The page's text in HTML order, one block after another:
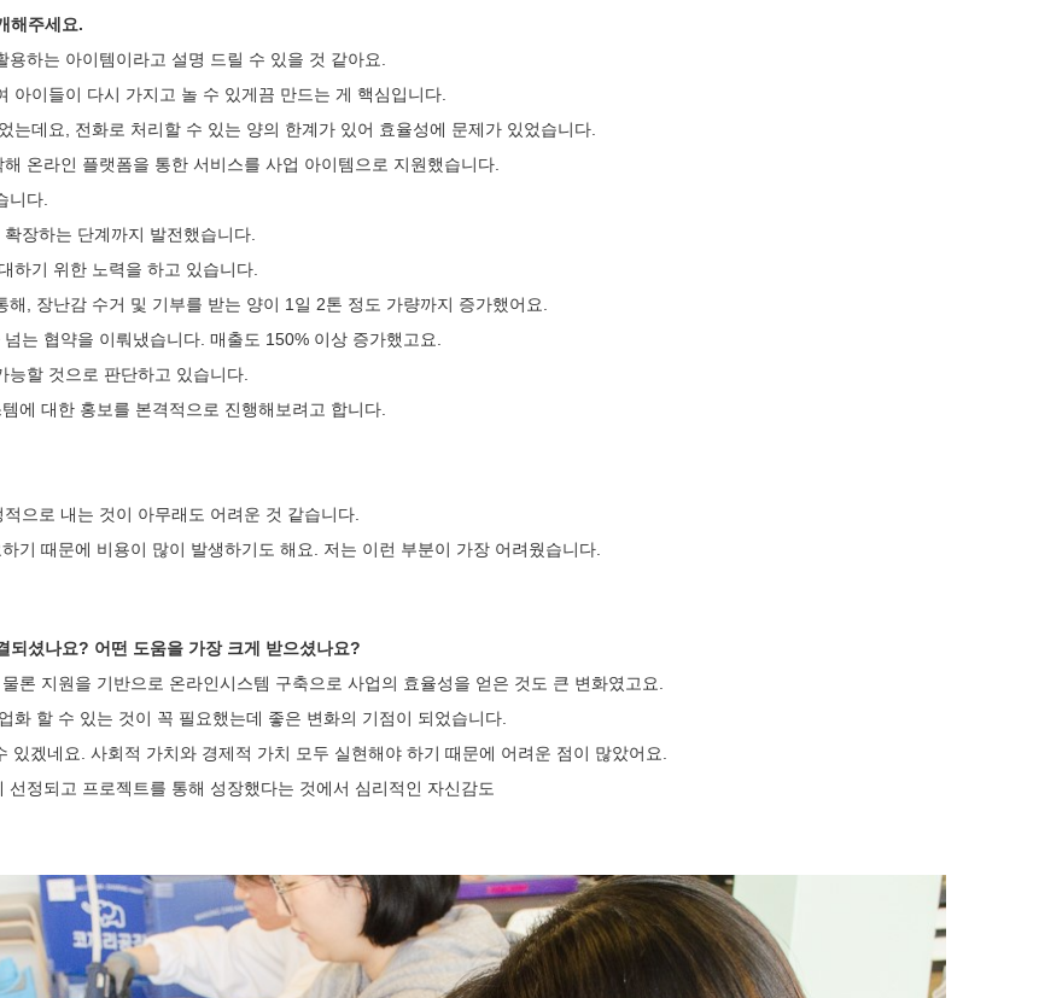
해주세요.
하는 아이템이라고 설명 드릴 수 있을 것 같아요.
이들이 다시 가지고 놀 수 있게끔 만드는 게 핵심입니다.
데요, 전화로 처리할 수 있는 양의 한계가 있어 효율성에 문제가 있었습니다.
온라인 플랫폼을 통한 서비스를 사업 아이템으로 지원했습니다.
니다.
장하는 단계까지 발전했습니다.
하기 위한 노력을 하고 있습니다.
, 장난감 수거 및 기부를 받는 양이 1일 2톤 정도 가량까지 증가했어요.
는 협약을 이뤄냈습니다. 매출도 150% 이상 증가했고요.
할 것으로 판단하고 있습니다.
에 대한 홍보를 본격적으로 진행해보려고 합니다.
으로 내는 것이 아무래도 어려운 것 같습니다.
기 때문에 비용이 많이 발생하기도 해요. 저는 이런 부분이 가장 어려웠습니다.
셨나요? 어떤 도움을 가장 크게 받으셨나요?
론 지원을 기반으로 온라인시스템 구축으로 사업의 효율성을 얻은 것도 큰 변화였고요.
할 수 있는 것이 꼭 필요했는데 좋은 변화의 기점이 되었습니다.
겠네요. 사회적 가치와 경제적 가치 모두 실현해야 하기 때문에 어려운 점이 많았어요.
정되고 프로젝트를 통해 성장했다는 것에서 심리적인 자신감도